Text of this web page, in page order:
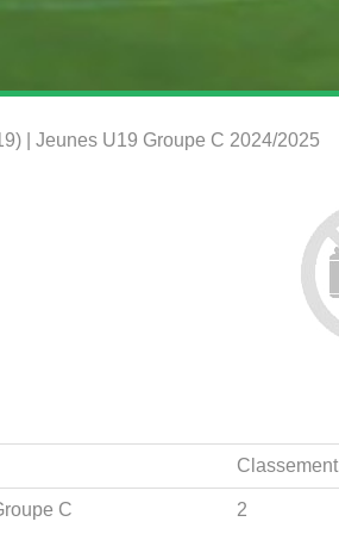
| Jeunes U19 Groupe C 2024/2025
Classement
C 2